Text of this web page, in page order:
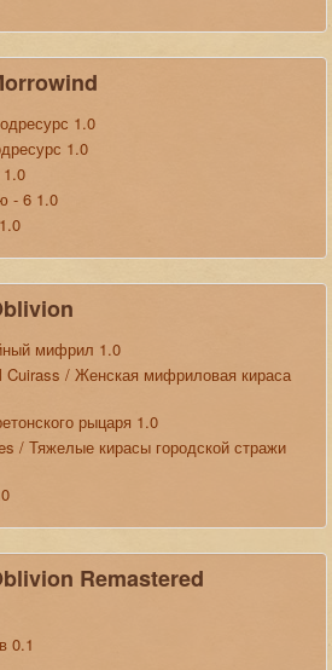
1.0
1.0
- 6 1.0
мифрил 1.0
Cuirass / Женская мифриловая кираса
рыцаря 1.0
/ Тяжелые кирасы городской стражи
Remastered
0.1